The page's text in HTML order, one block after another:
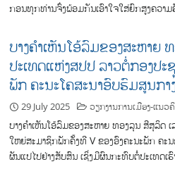
ກອນທຸກທ່ານຈົ່ງພ້ອມກັນເອົາໃຈໃສ່ຍົກສູງຄວາ
ບາງຄຳເຫັນໂອ້ລົມຂອງສະຫາຍ
ປະເທດແຫ່ງສປປ ລາວຕໍ່ກອງປ
ພັກ ຄະນະໂຄສະນາອົບຮົມສູນກາ
29 July 2025 ວຽກງານການເມືອງ-ແນວ
ບາງຄຳເຫັນໂອ້ລົມຂອງສະຫາຍ ທອງລຸນ ສີສຸລິດ
ໃຫຍ່ສະມາຊິກພັກຄັ້ງທີ V ຂອງອົງຄະນະພັກ ຄະ
ຜັນແປໄປຢ່າງສັບສົນ ເຊິ່ງມີຜົນກະທົບຕໍ່ປະເທດເ